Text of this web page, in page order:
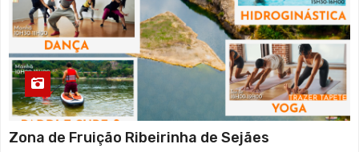
Zona de Fruição Ribeirinha de Sejães